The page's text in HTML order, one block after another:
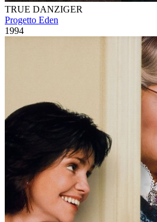
TRUE DANZIGER
Progetto Eden
1994